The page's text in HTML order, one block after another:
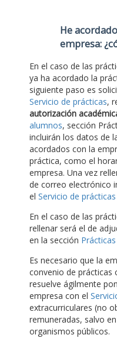
He
empresa:
En el caso de las
ya ha acordado la
siguiente paso es
Servicio de prácticas,
autorización
alumnos, sección
incluirán los datos de
acordados con la
práctica, como el
empresa. Una vez
de correo electrónico
el Servicio de prácticas
En el caso de las
rellenar será el de
en la sección
Es necesario que la
convenio de prácticas
resuelve ágilmente
empresa con el
extracurriculares (no
remuneradas, salvo
organismos públicos.